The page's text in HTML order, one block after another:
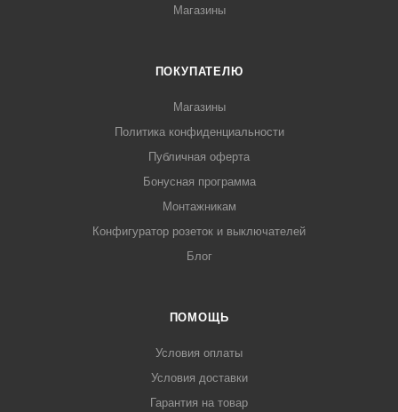
Магазины
ПОКУПАТЕЛЮ
Магазины
Политика конфиденциальности
Публичная оферта
Бонусная программа
Монтажникам
Конфигуратор розеток и выключателей
Блог
ПОМОЩЬ
Условия оплаты
Условия доставки
Гарантия на товар